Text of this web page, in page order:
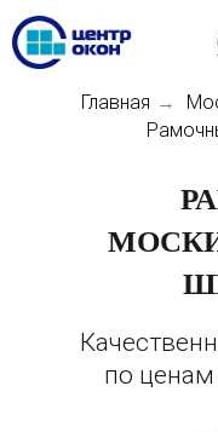
Главная →
по ценам